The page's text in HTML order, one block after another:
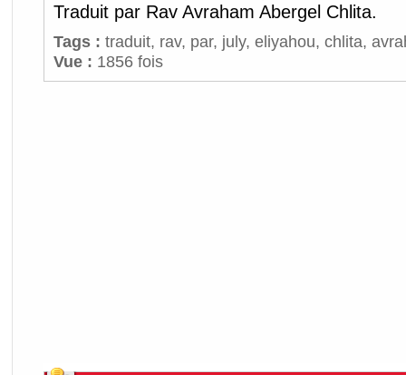
Traduit par Rav Avraham Abergel Chlita.
Tags : traduit, rav, par, july, eliyahou, chlita,
Vue : 1856 fois